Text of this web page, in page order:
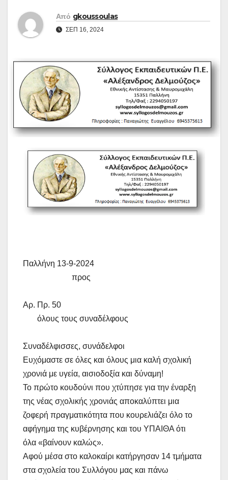
Από gkoussoulas
ΣΕΠ 16, 2024
Παλλήνη 13-9-2024
προς
Αρ. Πρ. 50
όλους τους συναδέλφους
Συναδέλφισσες, συνάδελφοι
Ευχόμαστε σε όλες και όλους μια καλή σχολική
χρονιά με υγεία, αισιοδοξία και δύναμη!
Το πρώτο κουδούνι που χτύπησε για την έναρξη
της νέας σχολικής χρονιάς αποκαλύπτει μια
ζοφερή πραγματικότητα που κουρελιάζει όλο το
αφήγημα της κυβέρνησης και του ΥΠΑΙΘΑ ότι
όλα «βαίνουν καλώς».
Αφού μέσα στο καλοκαίρι κατήργησαν 14 τμήματα
στα σχολεία του Συλλόγου μας και πάνω